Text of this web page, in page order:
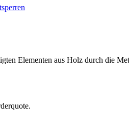
Elementen aus Holz durch die